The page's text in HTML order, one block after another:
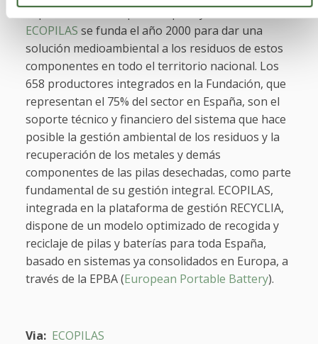
importadores europeos de pilas y baterías,
ECOPILAS se funda el año 2000 para dar una
solución medioambiental a los residuos de estos
componentes en todo el territorio nacional. Los
658 productores integrados en la Fundación, que
representan el 75% del sector en España, son el
soporte técnico y financiero del sistema que hace
posible la gestión ambiental de los residuos y la
recuperación de los metales y demás
componentes de las pilas desechadas, como parte
fundamental de su gestión integral. ECOPILAS,
integrada en la plataforma de gestión RECYCLIA,
dispone de un modelo optimizado de recogida y
reciclaje de pilas y baterías para toda España,
basado en sistemas ya consolidados en Europa, a
través de la EPBA (European Portable Battery).
Via: ECOPILAS